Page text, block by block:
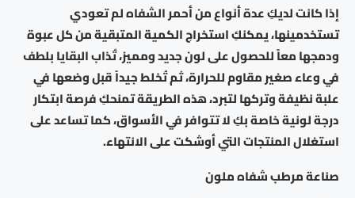
إذا كانت لديكِ عدة أنواع من أحمر الشفاه لم تعودي
تستخدمينها، يمكنكِ استخراج الكمية المتبقية من كل عبوة
ودمجها معاً للحصول على لون جديد ومميز، تُذاب البقايا بلطف
في وعاء صغير مقاوم للحرارة، ثم تُخلط جيداً قبل وضعها في
علبة نظيفة وتركها لتبرد، هذه الطريقة تمنحكِ فرصة ابتكار
درجة لونية خاصة بكِ لا تتوافر في الأسواق، كما تساعد على
استغلال المنتجات التي أوشكت على الانتهاء.
صناعة مرطب شفاه ملون